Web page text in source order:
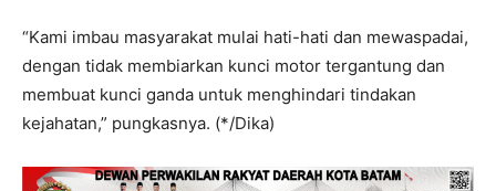
“Kami imbau masyarakat mulai hati-hati dan mewaspadai,
dengan tidak membiarkan kunci motor tergantung dan
membuat kunci ganda untuk menghindari tindakan
kejahatan,” pungkasnya. (*/Dika)